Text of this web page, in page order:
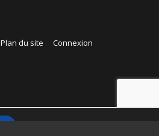
Plan du site Connexion